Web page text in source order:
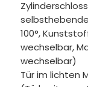
100°,
wechselbar,
wechselbar)
Tür im lichten